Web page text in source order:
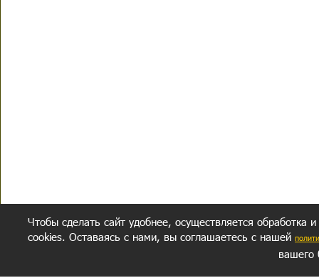
Чтобы сделать сайт удобнее, осуществляется обработка
cookies. Оставаясь с нами, вы соглашаетесь с нашей
вашего